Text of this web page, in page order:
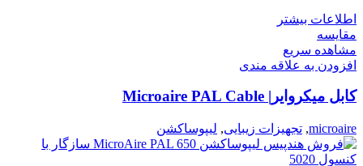
اطلاعات بیشتر
مقایسه
مشاهده سریع
افزودن به علاقه مندی
کابل میکروایر| Microaire PAL Cable
microaire
, تجهیزات زیبایی, لیپوساکشن